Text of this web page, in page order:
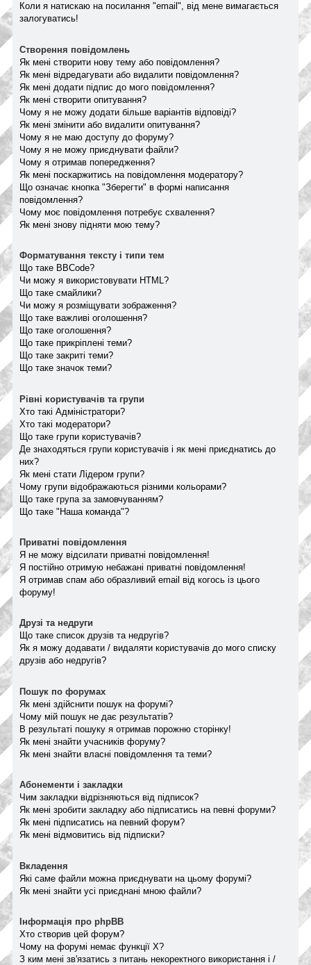
Коли я натискаю на посилання "email", від мене вимагається
залогуватись!
Створення повідомлень
Як мені створити нову тему або повідомлення?
Як мені відредагувати або видалити повідомлення?
Як мені додати підпис до мого повідомлення?
Як мені створити опитування?
Чому я не можу додати більше варіантів відповіді?
Як мені змінити або видалити опитування?
Чому я не маю доступу до форуму?
Чому я не можу приєднувати файли?
Чому я отримав попередження?
Як мені поскаржитись на повідомлення модератору?
Що означає кнопка "Зберегти" в формі написання
повідомлення?
Чому моє повідомлення потребує схвалення?
Як мені знову підняти мою тему?
Форматування тексту і типи тем
Що таке BBCode?
Чи можу я використовувати HTML?
Що таке смайлики?
Чи можу я розміщувати зображення?
Що таке важливі оголошення?
Що таке оголошення?
Що таке прикріплені теми?
Що таке закриті теми?
Що таке значок теми?
Рівні користувачів та групи
Хто такі Адміністратори?
Хто такі модератори?
Що таке групи користувачів?
Де знаходяться групи користувачів і як мені приєднатись до
них?
Як мені стати Лідером групи?
Чому групи відображаються різними кольорами?
Що таке група за замовчуванням?
Що таке "Наша команда"?
Приватні повідомлення
Я не можу відсилати приватні повідомлення!
Я постійно отримую небажані приватні повідомлення!
Я отримав спам або образливий email від когось із цього
форуму!
Друзі та недруги
Що таке список друзів та недругів?
Як я можу додавати / видаляти користувачів до мого списку
друзів або недругів?
Пошук по форумах
Як мені здійснити пошук на форумі?
Чому мій пошук не дає результатів?
В результаті пошуку я отримав порожню сторінку!
Як мені знайти учасників форуму?
Як мені знайти власні повідомлення та теми?
Абонементи і закладки
Чим закладки відрізняються від підписок?
Як мені зробити закладку або підписатись на певні форуми?
Як мені підписатись на певний форум?
Як мені відмовитись від підписки?
Вкладення
Які саме файли можна приєднувати на цьому форумі?
Як мені знайти усі приєднані мною файли?
Інформація про phpBB
Хто створив цей форум?
Чому на форумі немає функції X?
З ким мені зв'язатись з питань некоректного використання і /